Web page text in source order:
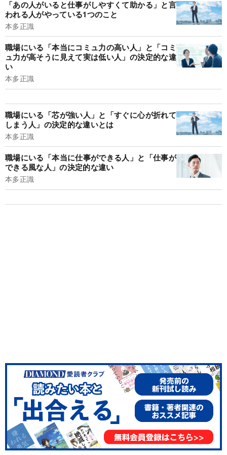
「あの人がいると仕事がしやすくて助かる」と言
われる人がやっている1つのこと
本多正識
職場にいる「本当にコミュ力の高い人」と「コミ
ュ力が高そうに見えて実は低い人」の決定的な違
い
本多正識
職場にいる「芯が強い人」と「すぐに心が折れて
しまう人」の決定的な違いとは
本多正識
職場にいる「本当に仕事ができる人」と「仕事が
できる風な人」の決定的な違い
本多正識